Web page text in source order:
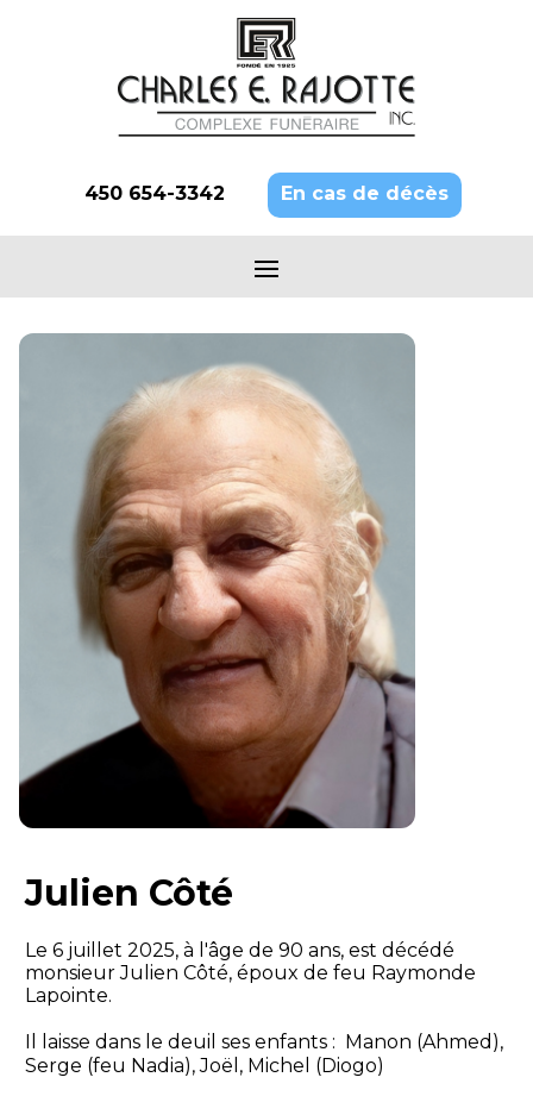
450 654-3342 En cas de décès
Julien Côté
Le 6 juillet 2025, à l'âge de 90 ans, est décédé
monsieur Julien Côté, époux de feu Raymonde
Lapointe.
Il laisse dans le deuil ses enfants : Manon (Ahmed),
Serge (feu Nadia), Joël, Michel (Diogo)